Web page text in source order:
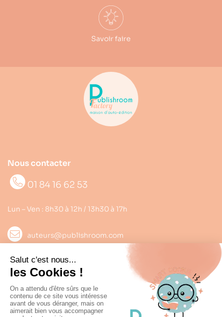
Savoir faire
Nous contacter
01 84 16 62 53
Lun – Ven : 8h30 à 12h / 13h30 à 17h
auteurs@publishroom.com
Informations 
Suivez nous